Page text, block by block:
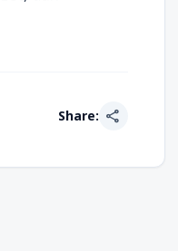
Share: share